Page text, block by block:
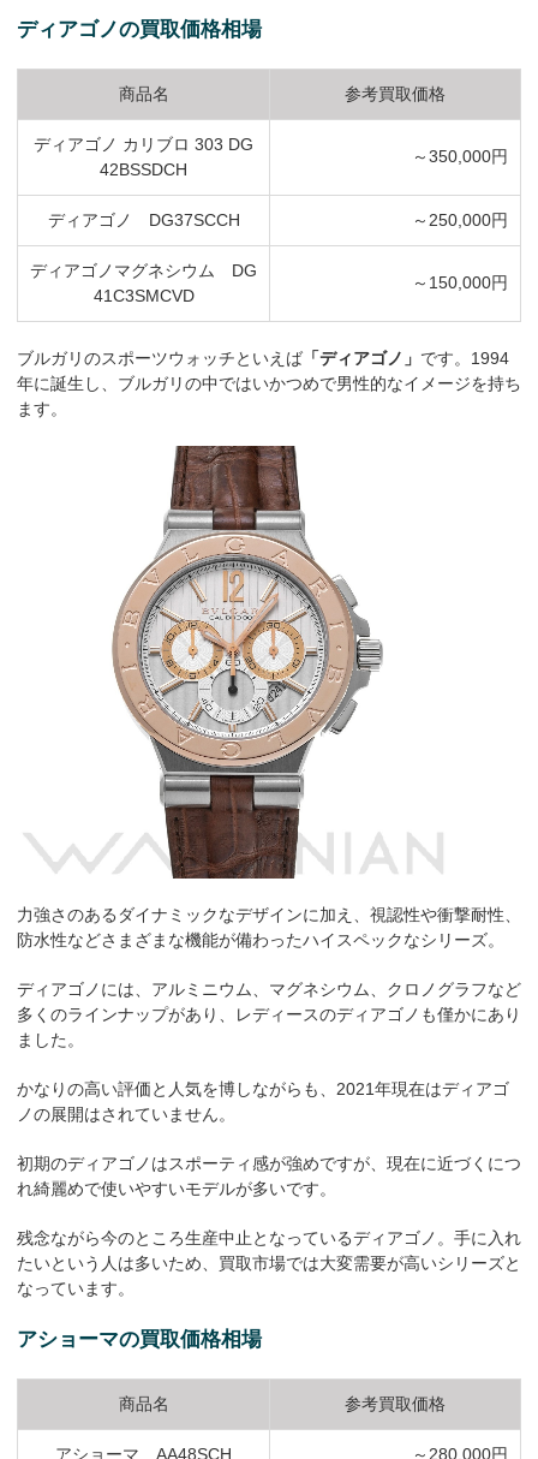
ディアゴノの買取価格相場
商品名 参考買取価格
ディアゴノ カリブロ 303 DG
42BSSDCH
～350,000円
ディアゴノ DG37SCCH ～250,000円
ディアゴノマグネシウム DG
41C3SMCVD
～150,000円
ブルガリのスポーツウォッチといえば 「ディアゴノ」 です。1994
年に誕生し、ブルガリの中ではいかつめで男性的なイメージを持ち
ます。
力強さのあるダイナミックなデザインに加え、視認性や衝撃耐性、
防水性などさまざまな機能が備わったハイスペックなシリーズ。
ディアゴノには、アルミニウム、マグネシウム、クロノグラフなど
多くのラインナップがあり、レディースのディアゴノも僅かにあり
ました。
かなりの高い評価と人気を博しながらも、2021年現在はディアゴ
ノの展開はされていません。
初期のディアゴノはスポーティ感が強めですが、現在に近づくにつ
れ綺麗めで使いやすいモデルが多いです。
残念ながら今のところ生産中止となっているディアゴノ。手に入れ
たいという人は多いため、買取市場では大変需要が高いシリーズと
なっています。
アショーマの買取価格相場
商品名 参考買取価格
アショーマ AA48SCH ～280,000円